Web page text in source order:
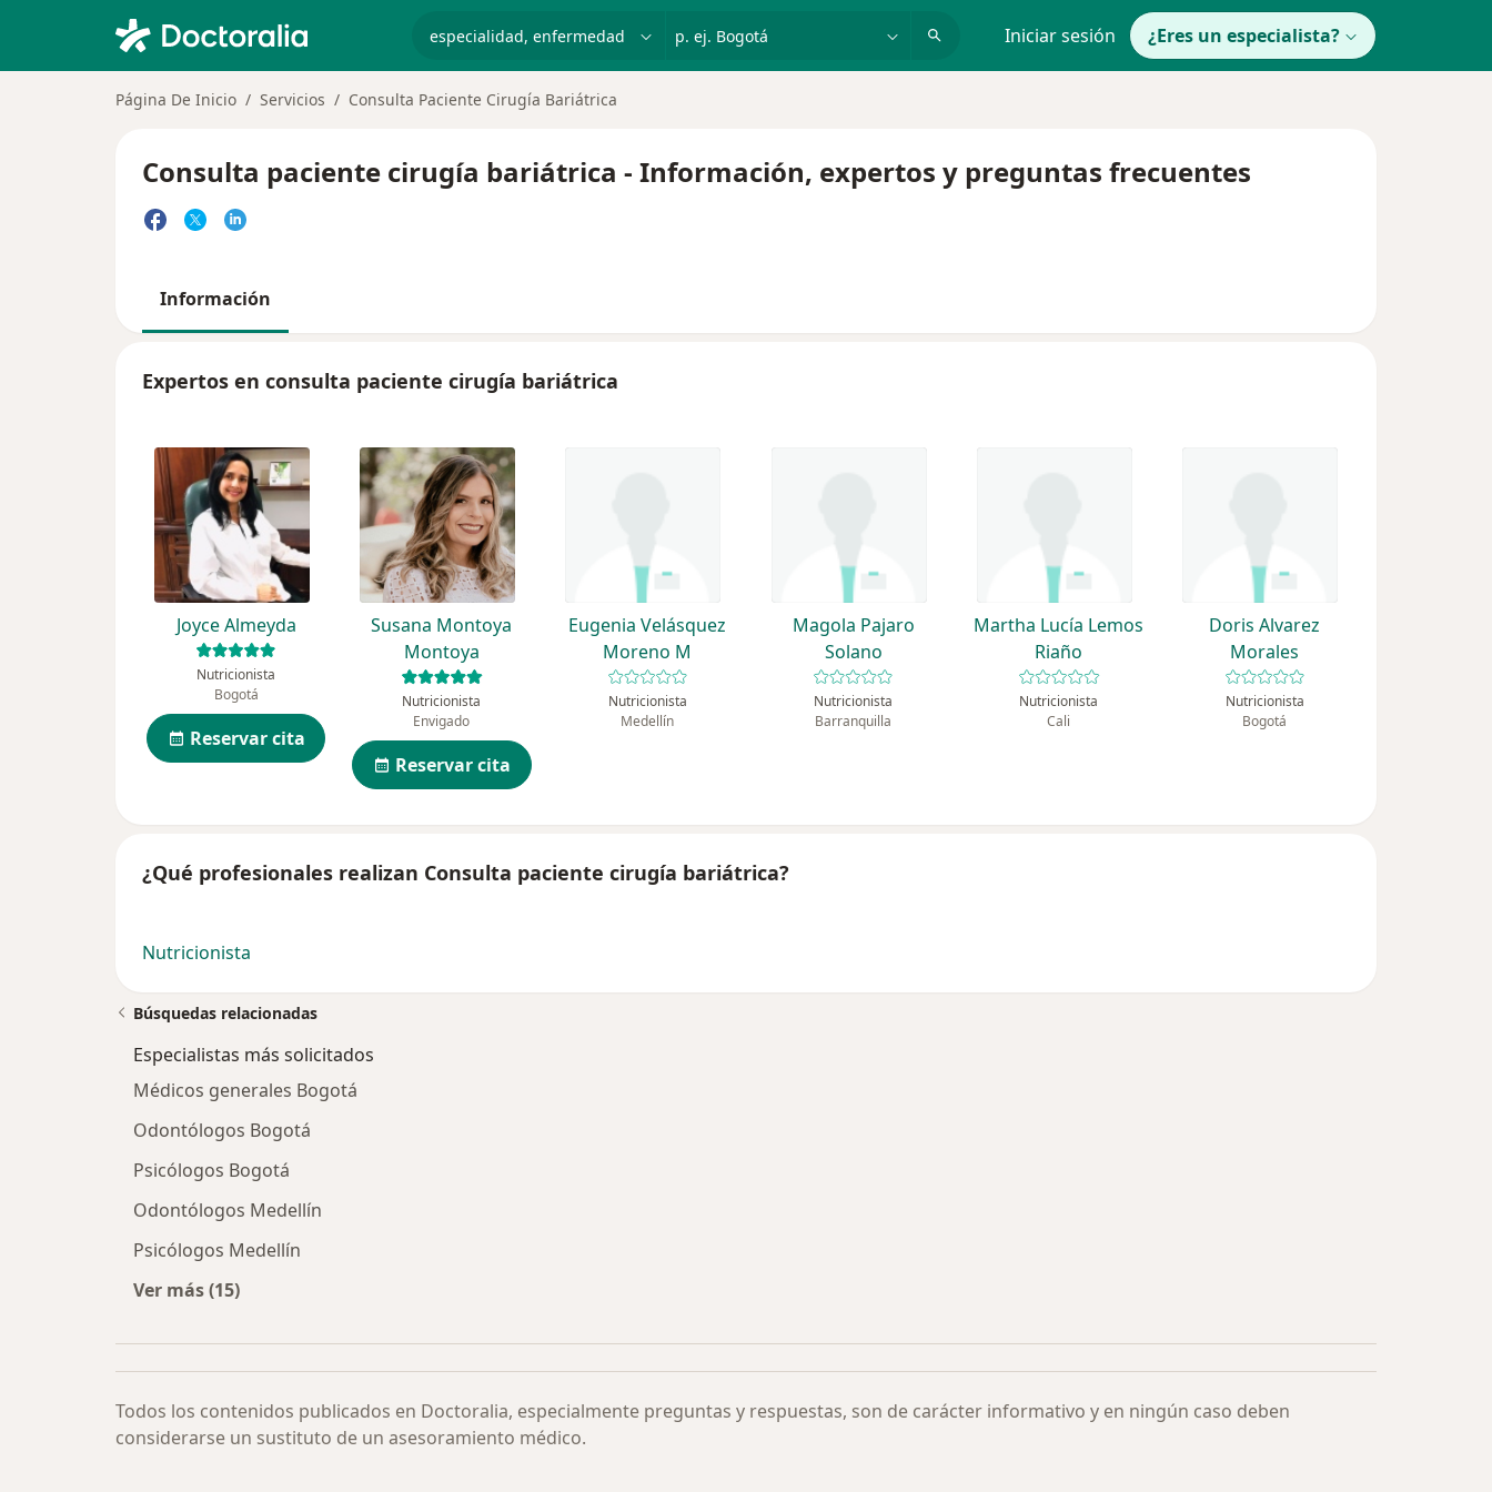
p. ej. Bogotá Iniciar sesión ¿Eres un especialista?
Página De Inicio Servicios Consulta Paciente Cirugía Bariátrica
Consulta paciente cirugía bariátrica - Información, expertos y preguntas frecuentes
Información
Expertos en consulta paciente cirugía bariátrica
Joyce Almeyda
Nutricionista
Bogotá
Reservar cita
Susana Montoya
Montoya
Nutricionista
Envigado
Reservar cita
Eugenia Velásquez
Moreno M
Nutricionista
Medellín
Magola Pajaro
Solano
Nutricionista
Barranquilla
Martha Lucía Lemos
Riaño
Nutricionista
Cali
Doris Alvarez
Morales
Nutricionista
Bogotá
¿Qué profesionales realizan Consulta paciente cirugía bariátrica?
Nutricionista
Búsquedas relacionadas
Especialistas más solicitados
Médicos generales Bogotá
Odontólogos Bogotá
Psicólogos Bogotá
Odontólogos Medellín
Psicólogos Medellín
Ver más (15)
Todos los contenidos publicados en Doctoralia, especialmente preguntas y respuestas, son de carácter informativo y en ningún caso deben
considerarse un sustituto de un asesoramiento médico.